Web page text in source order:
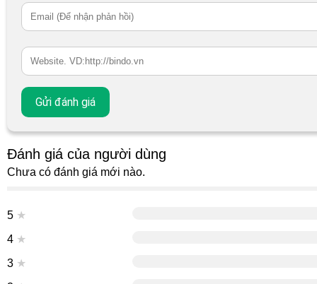
Đánh giá của người dùng
Chưa có đánh giá mới nào.
5 ★
4 ★
3 ★